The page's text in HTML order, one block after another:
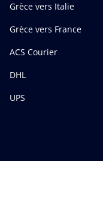
Grèce vers Italie
Grèce vers France
ACS Courier
DHL
UPS